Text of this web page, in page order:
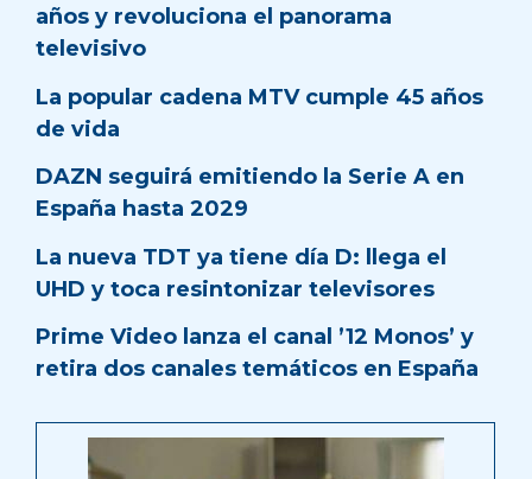
años y revoluciona el panorama
televisivo
La popular cadena MTV cumple 45 años
de vida
DAZN seguirá emitiendo la Serie A en
España hasta 2029
La nueva TDT ya tiene día D: llega el
UHD y toca resintonizar televisores
Prime Video lanza el canal ’12 Monos’ y
retira dos canales temáticos en España